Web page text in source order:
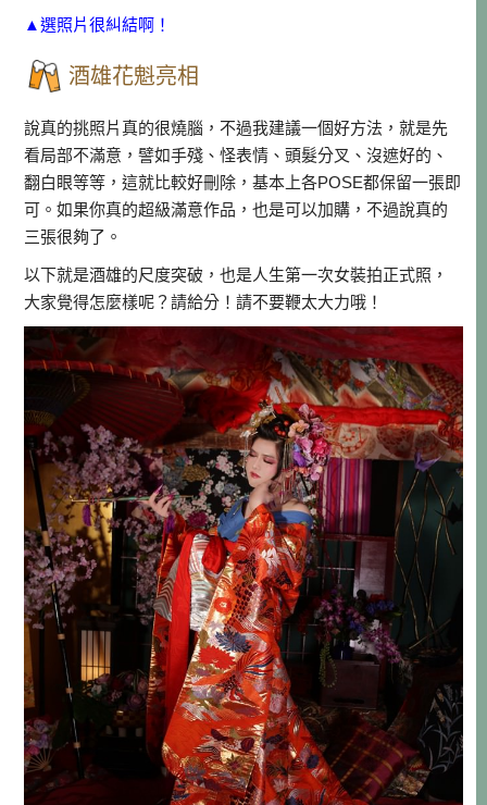
▲選照片很糾結啊！
酒雄花魁亮相
說真的挑照片真的很燒腦，不過我建議一個好方法，就是先
看局部不滿意，譬如手殘、怪表情、頭髮分叉、沒遮好的、
翻白眼等等，這就比較好刪除，基本上各POSE都保留一張即
可。如果你真的超級滿意作品，也是可以加購，不過說真的
三張很夠了。
以下就是酒雄的尺度突破，也是人生第一次女裝拍正式照，
大家覺得怎麼樣呢？請給分！請不要鞭太大力哦！